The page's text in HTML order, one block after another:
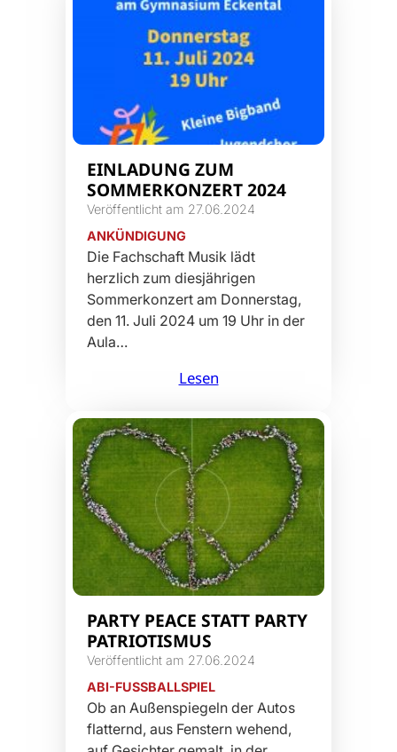
EINLADUNG ZUM
SOMMERKONZERT 2024
Veröffentlicht am 27.06.2024
ANKÜNDIGUNG
Die Fachschaft Musik lädt
herzlich zum diesjährigen
Sommerkonzert am Donnerstag,
den 11. Juli 2024 um 19 Uhr in der
Aula…
Lesen
PARTY PEACE STATT PARTY
PATRIOTISMUS
Veröffentlicht am 27.06.2024
ABI-FUSSBALLSPIEL
Ob an Außenspiegeln der Autos
flatternd, aus Fenstern wehend,